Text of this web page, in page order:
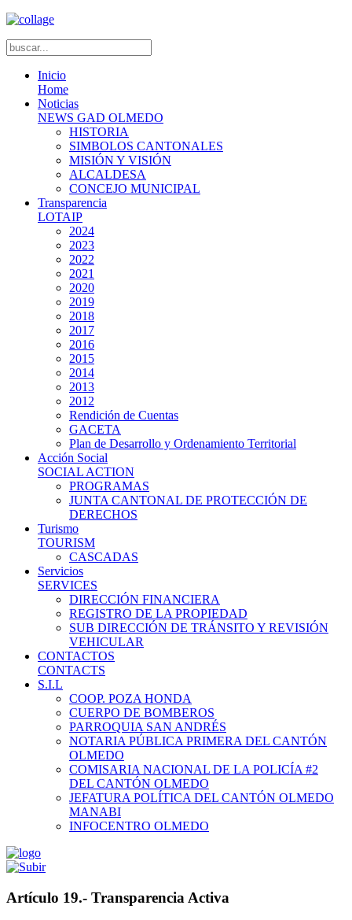
Inicio
Home
Noticias
NEWS GAD OLMEDO
HISTORIA
SIMBOLOS CANTONALES
MISIÓN Y VISIÓN
ALCALDESA
CONCEJO MUNICIPAL
Transparencia
LOTAIP
2024
2023
2022
2021
2020
2019
2018
2017
2016
2015
2014
2013
2012
Rendición de Cuentas
GACETA
Plan de Desarrollo y Ordenamiento Territorial
Acción Social
SOCIAL ACTION
PROGRAMAS
JUNTA CANTONAL DE PROTECCIÓN DE
DERECHOS
Turismo
TOURISM
CASCADAS
Servicios
SERVICES
DIRECCIÓN FINANCIERA
REGISTRO DE LA PROPIEDAD
SUB DIRECCIÓN DE TRÁNSITO Y REVISIÓN
VEHICULAR
CONTACTOS
CONTACTS
S.I.L
COOP. POZA HONDA
CUERPO DE BOMBEROS
PARROQUIA SAN ANDRÉS
NOTARIA PÚBLICA PRIMERA DEL CANTÓN
OLMEDO
COMISARIA NACIONAL DE LA POLICÍA #2
DEL CANTÓN OLMEDO
JEFATURA POLÍTICA DEL CANTÓN OLMEDO
MANABI
INFOCENTRO OLMEDO
Artículo 19.- Transparencia Activa